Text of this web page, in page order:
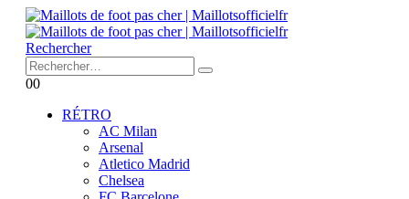
Rechercher
00
RÉTRO
AC Milan
Arsenal
Atletico Madrid
Chelsea